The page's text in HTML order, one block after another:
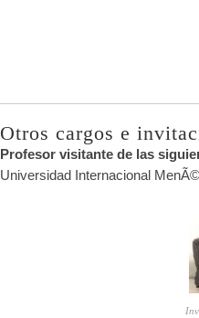
Otros cargos e
Profesor visitante de las
Universidad Internacional